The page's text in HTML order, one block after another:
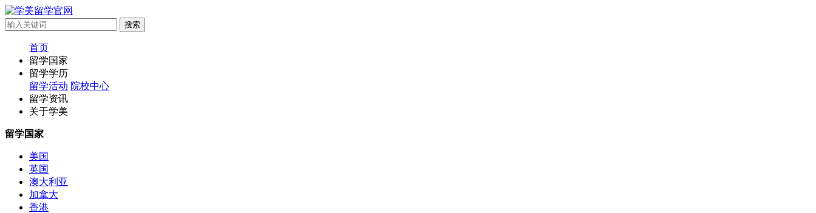
首页
留学国家
留学学历
留学活动 院校中心
留学资讯
关于学美
留学国家
美国
英国
澳大利亚
加拿大
香港